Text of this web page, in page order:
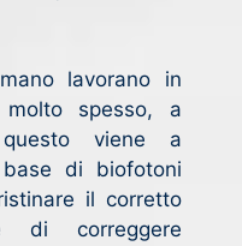
lavorano in
spesso, a
viene a
di biofotoni
il corretto
di correggere